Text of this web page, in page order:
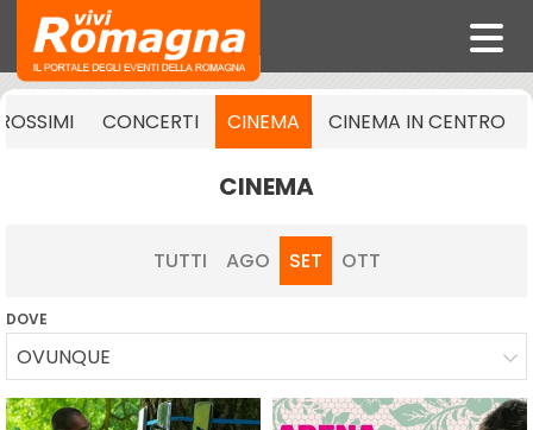
CONCERTI CINEMA CINEMA IN CENTRO
CINEMA
TUTTI AGO SET OTT
DOVE
OVUNQUE